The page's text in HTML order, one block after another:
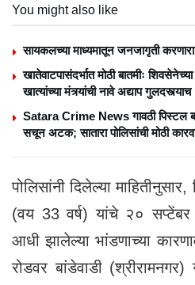
You might also like
सायकलच्या माध्यमातून जनजागृती
खातेवाटपासंदर्भात मोठी बातमीः
खात्यांच्या मंत्र्यांची नावे अद्याप गुलदस्त्याच
Satara Crime News गावठी पिस्टल
सचून अटक; सातारा पोलिसांची मोठी
पोलिसांनी दिलेल्या
(वय 33 वर्ष) यांचे २० सप्टेंबर
आधी झालेल्या भांडणाच्या
रोडवर बांडेवाडी